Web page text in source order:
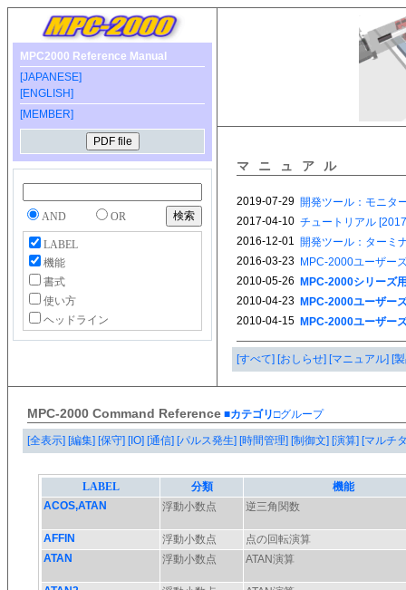
MPC2000 Reference Manual
[JAPANESE]
[ENGLISH]
[MEMBER]
AND OR
LABEL
機能
書式
使い方
ヘッドライン
マニュアル
[すべて] [おしらせ] [マニュアル] [
MPC-2000 Command Reference ■カテゴリ□グループ
[全表示] [編集] [保守] [IO] [通信] [パルス発生] [時間管理] [制御文] [演算] [マルチ